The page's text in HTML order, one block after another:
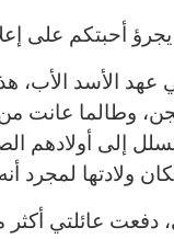
أحبتكم على
عهد الأسد الأب،
وطالما عانت
إلى أولادهم
ولادتها لمجرد
دفعت عائلتي